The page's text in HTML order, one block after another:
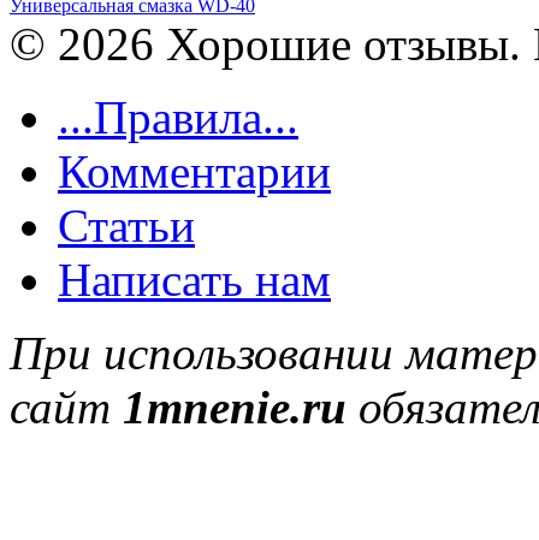
Универсальная смазка WD-40
© 2026 Хорошие отзывы.
...Правила...
Комментарии
Статьи
Написать нам
При использовании
сайт 1mnenie.ru